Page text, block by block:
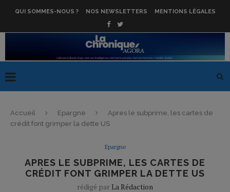
QUI SOMMES-NOUS ? NOS NEWSLETTERS MENTIONS LÉGALES
Accueil Epargne
Apres le subprime, les cartes de
crédit font grimper la dette US
Epargne
APRES LE SUBPRIME, LES CARTES DE
CRÉDIT FONT GRIMPER LA DETTE US
rédigé par La Rédaction